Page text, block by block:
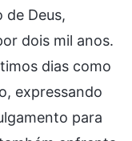
de Deus,
dois mil anos.
dias como
expressando
para